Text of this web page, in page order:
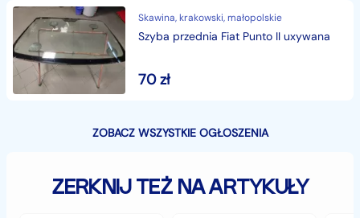
Skawina, krakowski, małopolskie
Szyba przednia Fiat Punto II uxywana
70zł
ZOBACZ WSZYSTKIE OGŁOSZENIA
ZERKNIJ TEŻ NA ARTYKUŁY